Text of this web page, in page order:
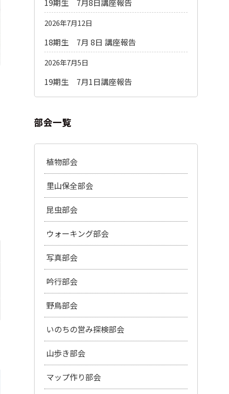
19期生 7月8日講座報告
2026年7月12日
18期生 7月 8日 講座報告
2026年7月5日
19期生 7月1日講座報告
部会一覧
植物部会
里山保全部会
昆虫部会
ウォーキング部会
写真部会
吟行部会
野鳥部会
いのちの営み探検部会
山歩き部会
マップ作り部会